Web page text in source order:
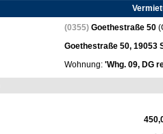
(0355) Goethestraße 50
Goethestraße 50, 19053
Wohnung: 'Whg. 09, DG